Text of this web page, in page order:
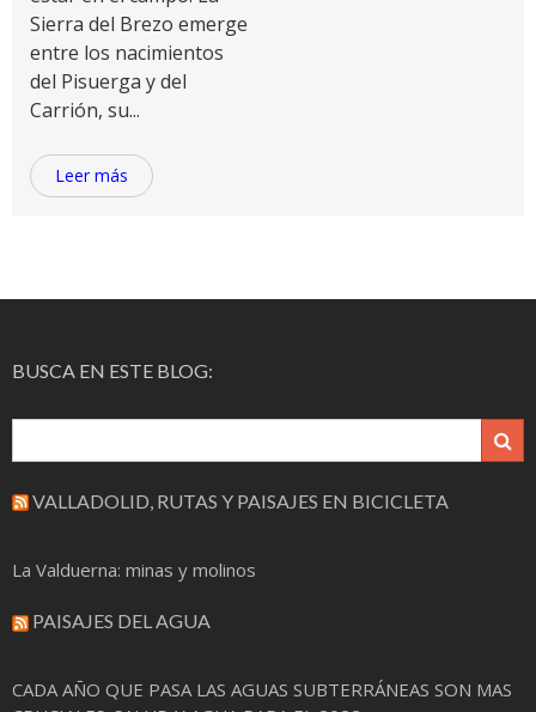
Sierra del Brezo emerge
entre los nacimientos
del Pisuerga y del
Carrión, su...
Leer más
BUSCA EN ESTE BLOG:
VALLADOLID, RUTAS Y PAISAJES EN BICICLETA
La Valduerna: minas y molinos
PAISAJES DEL AGUA
CADA AÑO QUE PASA LAS AGUAS SUBTERRÁNEAS SON MAS